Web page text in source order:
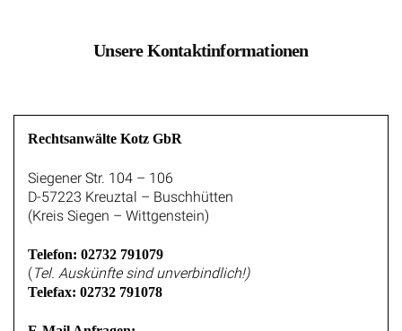
Unsere Kontaktinformationen
Siegener Str. 104 – 106
D-57223 Kreuztal – Buschhütten
(Kreis Siegen – Wittgenstein)
(Tel. Auskünfte sind unverbindlich!)
Telefax: 02732 791078
E-Mail Anfragen: